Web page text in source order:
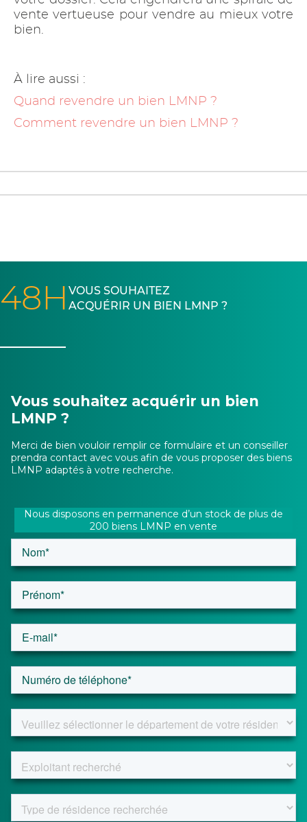
vente vertueuse pour vendre au mieux votre
bien.
À lire aussi :
Quand revendre un bien LMNP ?
Comment revendre un bien LMNP ?
48H VOUS SOUHAITEZ
ACQUÉRIR UN BIEN LMNP ?